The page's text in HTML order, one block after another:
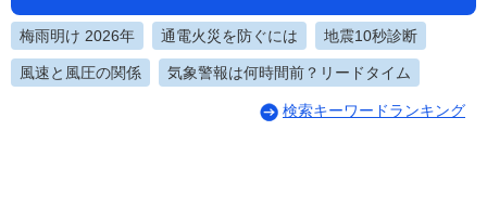
梅雨明け 2026年 通電火災を防ぐには 地震10秒診断
風速と風圧の関係 気象警報は何時間前？リードタイム
検索キーワードランキング